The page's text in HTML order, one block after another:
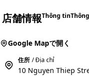
店舗情報Thông tin
Google Mapで開く
住所 / Địa chỉ
10 Nguyen Thiep